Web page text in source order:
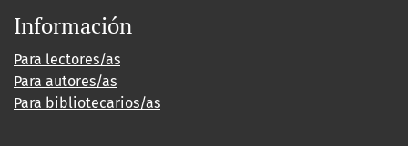
Información
Para lectores/as
Para autores/as
Para bibliotecarios/as